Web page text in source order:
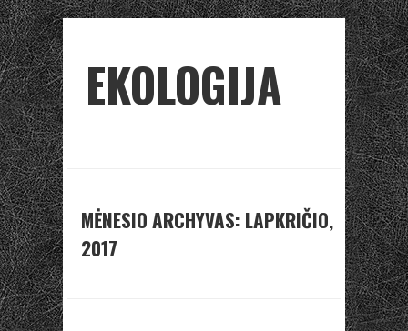
EKOLOGIJA
MĖNESIO ARCHYVAS: LAPKRIČIO,
2017